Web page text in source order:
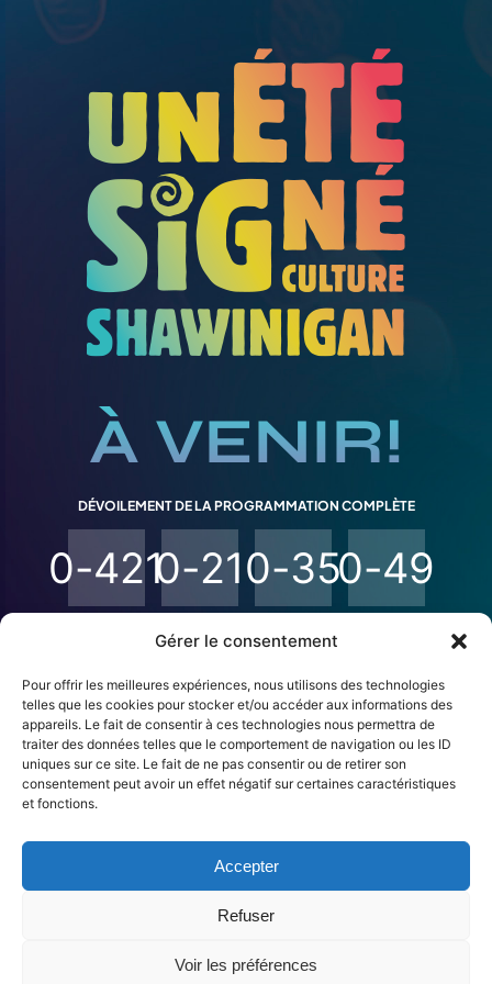
Gérer le consentement
Pour offrir les meilleures expériences, nous utilisons des technologies
telles que les cookies pour stocker et/ou accéder aux informations des
appareils. Le fait de consentir à ces technologies nous permettra de
traiter des données telles que le comportement de navigation ou les ID
uniques sur ce site. Le fait de ne pas consentir ou de retirer son
consentement peut avoir un effet négatif sur certaines caractéristiques
et fonctions.
Accepter
Refuser
Voir les préférences
À VENIR!
DÉVOILEMENT DE LA PROGRAMMATION COMPLÈTE
0-4210-210-350-49
cultureshawinigan.ca